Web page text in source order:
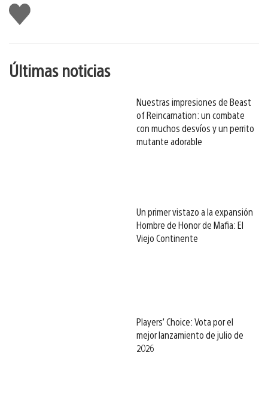
Me
gusta
esto
Últimas noticias
Nuestras impresiones de Beast
of Reincarnation: un combate
con muchos desvíos y un perrito
mutante adorable
Un primer vistazo a la expansión
Hombre de Honor de Mafia: El
Viejo Continente
Players’ Choice: Vota por el
mejor lanzamiento de julio de
2026